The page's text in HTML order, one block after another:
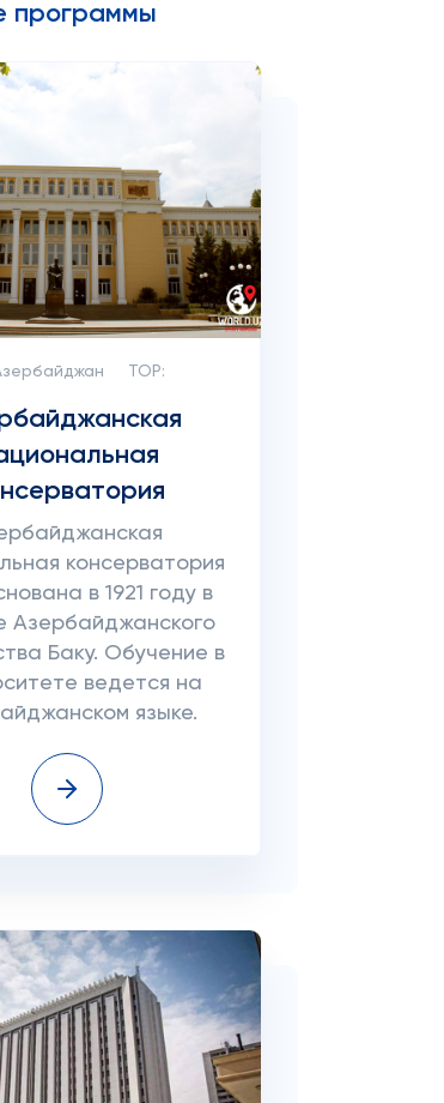
программы
TOP:
консерватория
в 1921 году в
Азербайджанского
Баку. Обучение в
ведется на
языке.